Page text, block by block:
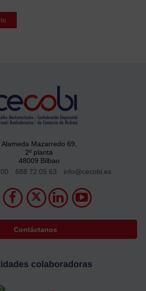
Alameda Mazarredo 69,
2º planta
48009 Bilbao
688 72 05 63 info@cecobi.es
Contáctanos
colaboradoras